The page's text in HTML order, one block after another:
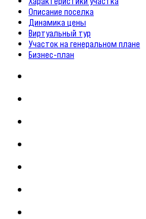
Описание поселка
Динамика цены
Виртуальный тур
Участок на генеральном плане
Бизнес-план